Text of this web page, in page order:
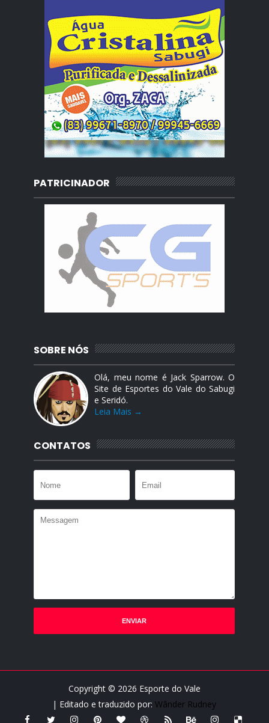
PATRICINADOR
SOBRE NÓS
Olá, meu nome é Jack Sparrow. O
Site de Esportes do Vale do Sabugi
e Seridó.
Leia Mais →
CONTATOS
Copyright © 2026 Esporte do Vale
| Editado e traduzido por:Wânder Rudney